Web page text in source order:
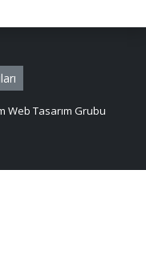
Web Tasarım Grubu